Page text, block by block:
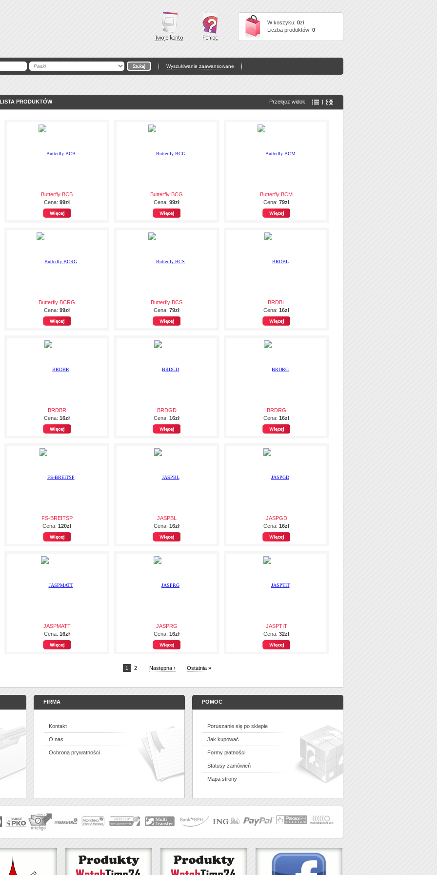
W koszyku: 0zł
Liczba produktów: 0
Wyszukiwanie zaawansowane
LISTA PRODUKTÓW Przełącz widok: |
Butterfly BCB
Cena: 99zł
Butterfly BCG
Cena: 99zł
Butterfly BCM
Cena: 79zł
Butterfly BCRG
Cena: 99zł
Butterfly BCS
Cena: 79zł
BRDBL
Cena: 16zł
BRDBR
Cena: 16zł
BRDGD
Cena: 16zł
BRDRG
Cena: 16zł
FS-BREITSP
Cena: 120zł
JASPBL
Cena: 16zł
JASPGD
Cena: 16zł
JASPMATT
Cena: 16zł
JASPRG
Cena: 16zł
JASPTIT
Cena: 32zł
1 2 Następna › Ostatnia »
FIRMA
Kontakt
O nas
Ochrona prywatności
POMOC
Poruszanie się po sklepie
Jak kupować
Formy płatności
Statusy zamówień
Mapa strony